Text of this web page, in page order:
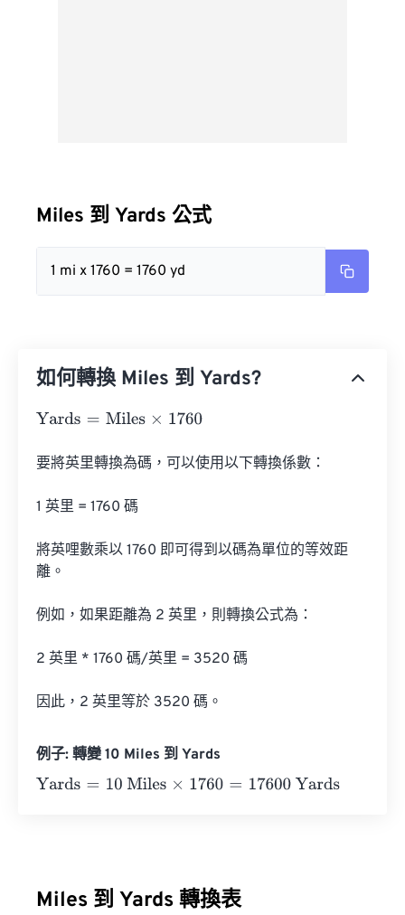
Miles 到 Yards 公式
1 mi x 1760 = 1760 yd
如何轉換 Miles 到 Yards?
Yards= Miles×1760
要將英里轉換為碼，可以使用以下轉換係數：
1 英里 = 1760 碼
將英哩數乘以 1760 即可得到以碼為單位的等效距
離。
例如，如果距離為 2 英里，則轉換公式為：
2 英里 * 1760 碼/英里 = 3520 碼
因此，2 英里等於 3520 碼。
例子: 轉變 10 Miles 到 Yards
Yards= 10 Miles×1760 =17600 Yards
Miles 到 Yards 轉換表